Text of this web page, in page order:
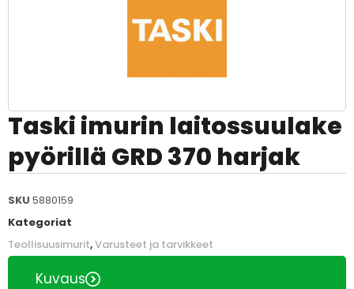
Taski imurin laitossuulake
pyörillä GRD 370 harjak
SKU 5880159
Kategoriat
Teollisuusimurit,Varusteet ja tarvikkeet
Kuvaus